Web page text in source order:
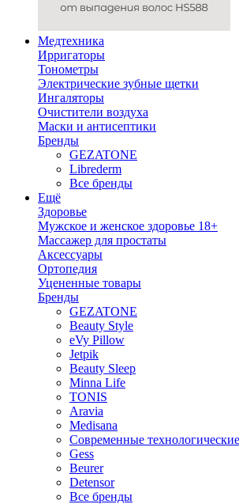
Медтехника
Ирригаторы
Тонометры
Электрические зубные щетки
Ингаляторы
Очистители воздуха
Маски и антисептики
Бренды
GEZATONE
Librederm
Все бренды
Ещё
Здоровье
Мужское и женское здоровье 18+
Массажер для простаты
Аксессуары
Ортопедия
Уцененные товары
Бренды
GEZATONE
Beauty Style
eVy Pillow
Jetpik
Beauty Sleep
Minna Life
TONIS
Aravia
Medisana
Современные
Gess
Beurer
Detensor
Все бренды